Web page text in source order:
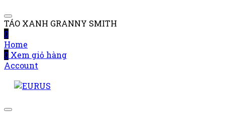
TÁO XANH GRANNY SMITH
0
Home
0 Xem giỏ hàng
Account